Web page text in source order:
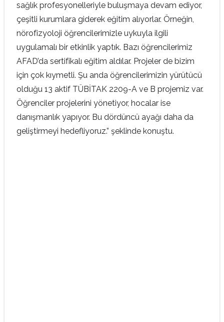
sağlık profesyonelleriyle buluşmaya devam ediyor,
çeşitli kurumlara giderek eğitim alıyorlar. Örneğin,
nörofizyoloji öğrencilerimizle uykuyla ilgili
uygulamalı bir etkinlik yaptık. Bazı öğrencilerimiz
AFAD’da sertifikalı eğitim aldılar. Projeler de bizim
için çok kıymetli. Şu anda öğrencilerimizin yürütücü
olduğu 13 aktif TÜBİTAK 2209-A ve B projemiz var.
Öğrenciler projelerini yönetiyor, hocalar ise
danışmanlık yapıyor. Bu dördüncü ayağı daha da
geliştirmeyi hedefliyoruz.” şeklinde konuştu.